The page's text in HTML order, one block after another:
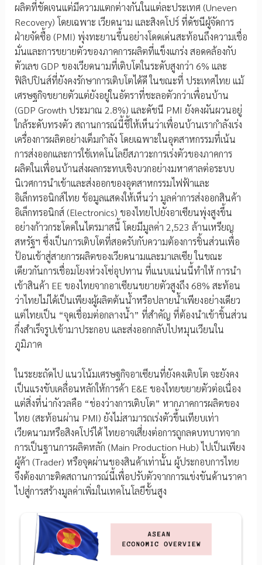
ผลิตที่ชัดเจนแต่มีความแตกต่างกันในแต่ละประเทศ (Uneven
Recovery) โดยเฉพาะ เวียดนาม และสิงคโปร์ ที่ดัชนีผู้จัดการ
ฝ่ายจัดซื้อ (PMI) พุ่งทะยานขึ้นอย่างโดดเด่นสะท้อนถึงความเชื่อ
มั่นและการขยายตัวของภาคการผลิตที่แข็งแกร่ง สอดคล้องกับ
ตัวเลข GDP ของเวียดนามที่เติบโตในระดับสูงกว่า 6% และ
ฟิลิปปินส์ที่ยังคงรักษาการเติบโตได้ดี ในขณะที่ ประเทศไทย แม้
เศรษฐกิจขยายตัวแต่ยังอยู่ในอัตราที่ชะลอตัวกว่าเพื่อนบ้าน
(GDP Growth ประมาณ 2.8%) และดัชนี PMI ยังคงผันผวนอยู่
ใกล้ระดับทรงตัว สถานการณ์นี้ชี้ให้เห็นว่าเพื่อนบ้านเรากำลังเร่ง
เครื่องการผลิตอย่างเต็มกำลัง โดยเฉพาะในอุตสาหกรรมที่เน้น
การส่งออกและการใช้เทคโนโลยีสภาวะการเร่งตัวของภาคการ
ผลิตในเพื่อนบ้านส่งผลกระทบเชิงบวกอย่างมหาศาลต่อระบบ
นิเวศการนำเข้าและส่งออกของอุตสาหกรรมไฟฟ้าและ
อิเล็กทรอนิกส์ไทย ข้อมูลแสดงให้เห็นว่า มูลค่าการส่งออกสินค้า
อิเล็กทรอนิกส์ (Electronics) ของไทยไปยังอาเซียนพุ่งสูงขึ้น
อย่างก้าวกระโดดในไตรมาสนี้ โดยมีมูลค่า 2,523 ล้านเหรียญ
สหรัฐฯ ซึ่งเป็นการเติบโตที่สอดรับกับความต้องการชิ้นส่วนเพื่อ
ป้อนเข้าสู่สายการผลิตของเวียดนามและมาเลเซีย ในขณะ
เดียวกันการเชื่อมโยงห่วงโซ่อุปทาน ที่แนบแน่นนี้ทำให้ การนำ
เข้าสินค้า EE ของไทยจากอาเซียนขยายตัวสูงถึง 68% สะท้อน
ว่าไทยไม่ได้เป็นเพียงผู้ผลิตต้นน้ำหรือปลายน้ำเพียงอย่างเดียว
แต่ไทยเป็น “จุดเชื่อมต่อกลางน้ำ” ที่สำคัญ ที่ต้องนำเข้าชิ้นส่วน
กึ่งสำเร็จรูปเข้ามาประกอบ และส่งออกกลับไปหมุนเวียนใน
ภูมิภาค
ในระยะถัดไป แนวโน้มเศรษฐกิจอาเซียนที่ยังคงเติบโต จะยังคง
เป็นแรงขับเคลื่อนหลักให้การค้า E&E ของไทยขยายตัวต่อเนื่อง
แต่สิ่งที่น่ากังวลคือ “ช่องว่างการเติบโต” หากภาคการผลิตของ
ไทย (สะท้อนผ่าน PMI) ยังไม่สามารถเร่งตัวขึ้นเทียบเท่า
เวียดนามหรือสิงคโปร์ได้ ไทยอาจเสี่ยงต่อการถูกลดบทบาทจาก
การเป็นฐานการผลิตหลัก (Main Production Hub) ไปเป็นเพียง
ผู้ค้า (Trader) หรือจุดผ่านของสินค้าเท่านั้น ผู้ประกอบการไทย
จึงต้องเกาะติดสถานการณ์นี้เพื่อปรับตัวจากการแข่งขันด้านราคา
ไปสู่การสร้างมูลค่าเพิ่มในเทคโนโลยีขั้นสูง